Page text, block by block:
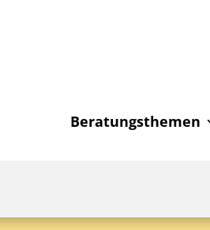
Beratungsthemen